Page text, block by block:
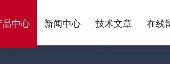
品中心 新闻中心 技术文章 在线